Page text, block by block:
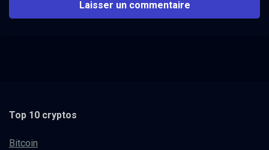
Top 10 cryptos
Bitcoin